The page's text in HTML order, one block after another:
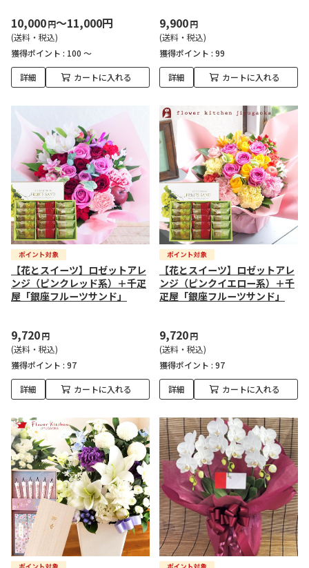
10,000円～11,000円
(送料・税込)
獲得ポイント : 100 ～
詳細 カートに入れる
9,900円
(送料・税込)
獲得ポイント : 99
詳細 カートに入れる
【花とスイーツ】ロゼットアレ
ンジ（ピンクレッド系）＋千疋
屋「銀座フルーツサンド」
9,720円
(送料・税込)
獲得ポイント : 97
詳細 カートに入れる
【花とスイーツ】ロゼットアレ
ンジ（ピンクイエロー系）＋千
疋屋「銀座フルーツサンド」
9,720円
(送料・税込)
獲得ポイント : 97
詳細 カートに入れる